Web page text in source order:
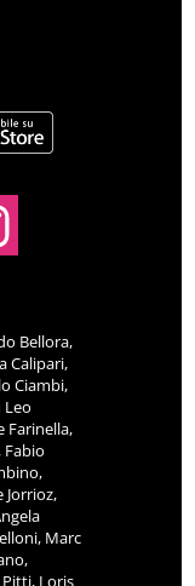
Bellora,
Calipari,
Ciambi,
Leo
Farinella,
Jorrioz,
Marc
Loris